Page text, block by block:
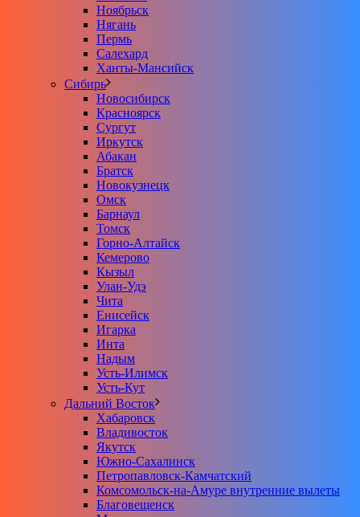
Ноябрьск
Нягань
Пермь
Салехард
Ханты-Мансийск
Сибирь
Новосибирск
Красноярск
Сургут
Иркутск
Абакан
Братск
Новокузнецк
Омск
Барнаул
Томск
Горно-Алтайск
Кемерово
Кызыл
Улан-Удэ
Чита
Енисейск
Игарка
Инта
Надым
Усть-Илимск
Усть-Кут
Дальний Восток
Хабаровск
Владивосток
Якутск
Южно-Сахалинск
Петропавловск-Камчатский
Комсомольск-на-Амуре внутренние вылеты
Благовещенск